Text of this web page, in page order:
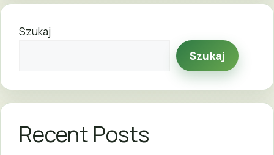
Szukaj
Szukaj
Recent Posts